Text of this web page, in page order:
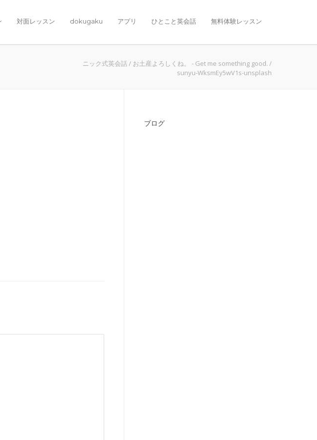
対面レッスン dokugaku アプリ ひとこと英会話 無料体験レッスン
ニック式英会話 / お土産よろしくね。 - Get me something good. /
sunyu-WksmEy5wV1s-unsplash
ブログ